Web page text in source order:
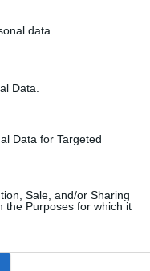
data.
Data.
Data for Targeted
Sale, and/or Sharing
the Purposes for which it